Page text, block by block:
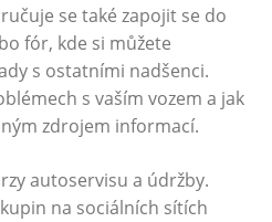
se také zapojit se do
fór, kde si můžete
s ostatními nadšenci.
s vaším vozem a jak
zdrojem informací.
autoservisu a údržby.
na sociálních sítích